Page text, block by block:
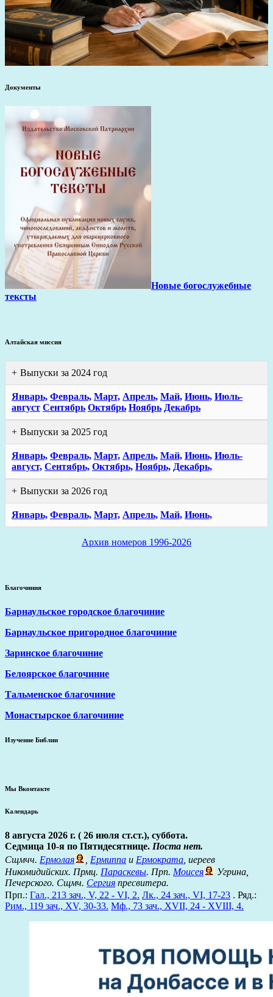
Документы
Новые богослужебные
тексты
Алтайская миссия
Выпуски за 2024 год
Январь, Февраль, Март, Апрель, Май, Июнь, Июль-
август Сентябрь Октябрь Ноябрь Декабрь
Выпуски за 2025 год
Январь, Февраль, Март, Апрель, Май, Июнь, Июль-
август, Сентябрь, Октябрь, Ноябрь, Декабрь,
Выпуски за 2026 год
Январь, Февраль, Март, Апрель, Май, Июнь,
Архив номеров 1996-2026
Благочиния
Барнаульское городское благочиние
Барнаульское пригородное благочиние
Заринское благочиние
Белоярское благочиние
Тальменское благочиние
Монастырское благочиние
Изучение Библии
Мы Вконтакте
Календарь
8 августа 2026 г. ( 26 июля ст.ст.), суббота.
Седмица 10-я по Пятидесятнице. Поста нет.
Сщмчч. Ермолая Ермиппа и Ермократа , иереев
Никомидийских. Прмц. Параскевы. Прп. Моисея
Угрина,
Печерского. Сщмч. Сергия пресвитера.
Прп.: Гал., 213 зач., V, 22 - VI, 2. Лк., 24 зач., VI, 17-23 . Ряд.:
Рим., 119 зач., XV, 30-33. Мф., 73 зач., XVII, 24 - XVIII, 4.